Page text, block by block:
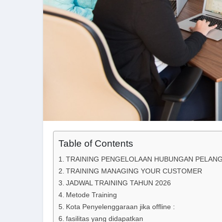
Table of Contents
TRAINING PENGELOLAAN HUBUNGAN
TRAINING MANAGING YOUR CUSTOMER
JADWAL TRAINING TAHUN 2026
Metode Training
Kota Penyelenggaraan jika offline :
fasilitas yang didapatkan